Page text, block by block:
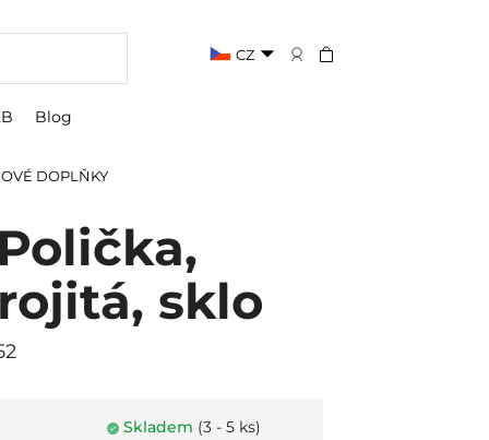
Blog
CZ
DOPLŇKY
sklo
Skladem (3 - 5 ks)